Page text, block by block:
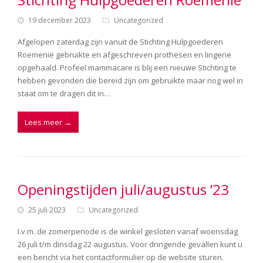
19 december 2023 Uncategorized
Afgelopen zaterdag zijn vanuit de Stichting Hulpgoederen
Roemenië gebruikte en afgeschreven prothesen en lingerie
opgehaald. Profeel mammacare is blij een nieuwe Stichting te
hebben gevonden die bereid zijn om gebruikte maar nog wel in
staat om te dragen dit in…
Lees meer →
Openingstijden juli/augustus ’23
25 juli 2023 Uncategorized
I.v.m. de zomerperiode is de winkel gesloten vanaf woensdag
26 juli t/m dinsdag 22 augustus. Voor dringende gevallen kunt u
een bericht via het contactformulier op de website sturen.